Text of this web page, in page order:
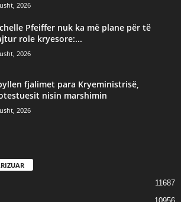
2026
Pfeiffer nuk ka më plane për të
role kryesore:...
2026
fjalimet para Kryeministrisë,
nisin marshimin
2026
11687